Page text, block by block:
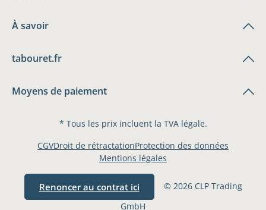
À savoir
tabouret.fr
Moyens de paiement
* Tous les prix incluent la TVA légale.
Renoncer au contrat ici
© 2026 CLP Trading
GmbH
CGVDroit de rétractationProtection des données
Mentions légales